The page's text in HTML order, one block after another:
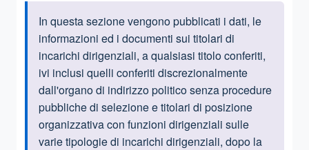
Informazioni introduttive
In questa sezione vengono pubblicati i dati, le
informazioni ed i documenti sui titolari di
incarichi dirigenziali, a qualsiasi titolo conferiti,
ivi inclusi quelli conferiti discrezionalmente
dall'organo di indirizzo politico senza procedure
pubbliche di selezione e titolari di posizione
organizzativa con funzioni dirigenziali sulle
varie tipologie di incarichi dirigenziali, dopo la